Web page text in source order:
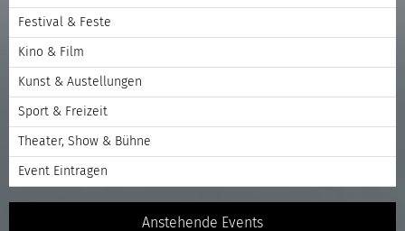
Festival & Feste
Kino & Film
Kunst & Austellungen
Sport & Freizeit
Theater, Show & Bühne
Event Eintragen
Anstehende Events